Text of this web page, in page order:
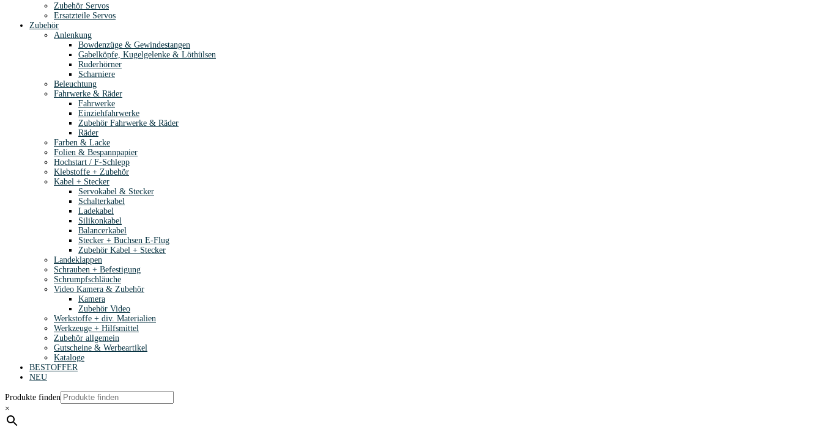
Zubehör Servos
Ersatzteile Servos
Zubehör
Anlenkung
Bowdenzüge & Gewindestangen
Gabelköpfe, Kugelgelenke & Löthülsen
Ruderhörner
Scharniere
Beleuchtung
Fahrwerke & Räder
Fahrwerke
Einziehfahrwerke
Zubehör Fahrwerke & Räder
Räder
Farben & Lacke
Folien & Bespannpapier
Hochstart / F-Schlepp
Klebstoffe + Zubehör
Kabel + Stecker
Servokabel & Stecker
Schalterkabel
Ladekabel
Silikonkabel
Balancerkabel
Stecker + Buchsen E-Flug
Zubehör Kabel + Stecker
Landeklappen
Schrauben + Befestigung
Schrumpfschläuche
Video Kamera & Zubehör
Kamera
Zubehör Video
Werkstoffe + div. Materialien
Werkzeuge + Hilfsmittel
Zubehör allgemein
Gutscheine & Werbeartikel
Kataloge
BESTOFFER
NEU
Produkte finden
×